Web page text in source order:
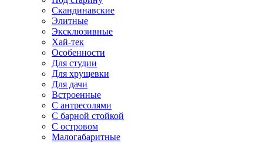
Скандинавские
Элитные
Эксклюзивные
Хай-тек
Особенности
Для студии
Для хрущевки
Для дачи
Встроенные
С антресолями
С барной стойкой
С островом
Малогабаритные